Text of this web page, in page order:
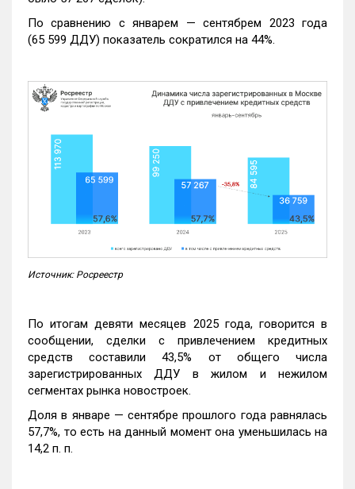
По сравнению с январем — сентябрем 2023 года
(65 599 ДДУ) показатель сократился на 44%.
Источник: Росреестр
По итогам девяти месяцев 2025 года, говорится в
сообщении, сделки с привлечением кредитных
средств составили 43,5% от общего числа
зарегистрированных ДДУ в жилом и нежилом
сегментах рынка новостроек.
Доля в январе — сентябре прошлого года равнялась
57,7%, то есть на данный момент она уменьшилась на
14,2 п. п.